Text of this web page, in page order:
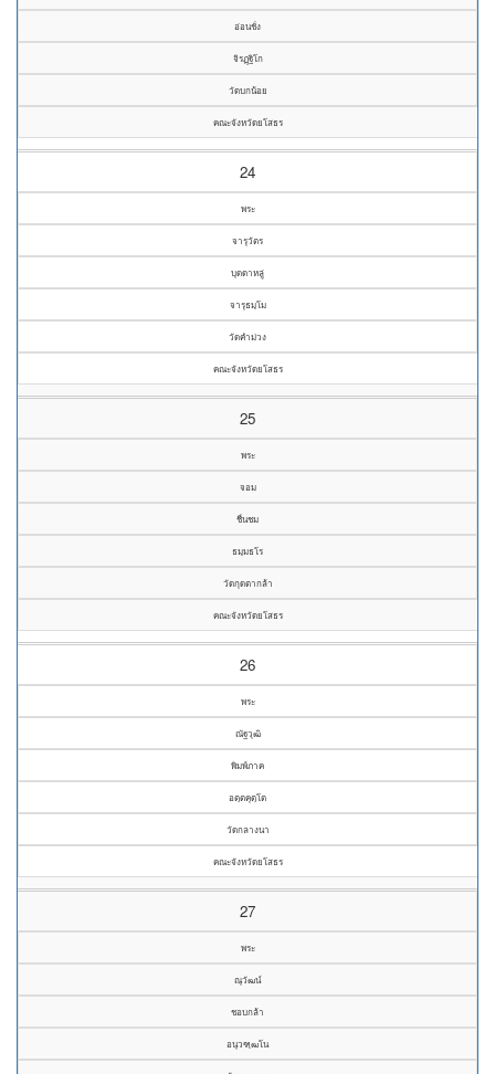
อ่อนชั่ง
จิรฏฺฐิโก
วัดบกน้อย
คณะจังหวัดยโสธร
24
พระ
จารุวัตร
บุดดาหลู่
จารุธมฺโม
วัดคำม่วง
คณะจังหวัดยโสธร
25
พระ
จอม
ชื่นชม
ธมฺมธโร
วัดกุดตากล้า
คณะจังหวัดยโสธร
26
พระ
ณัฐวุฒิ
พิมพ์ภาค
อตฺตคุตฺโต
วัดกลางนา
คณะจังหวัดยโสธร
27
พระ
ณุวัฒน์
ชอบกล้า
อนุวฑฺฒโน